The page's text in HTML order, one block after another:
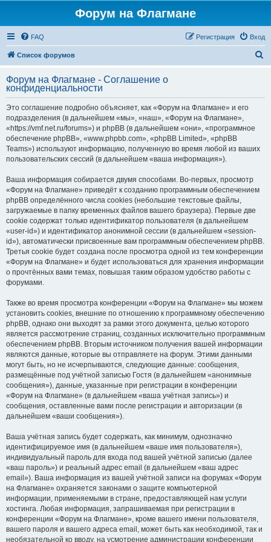
Форум на Флагмане
FAQ Вход
Регистрация
Список форумов
с
Форум на Флагмане - Соглашение о
конфиденциальности
Это соглашение подробно объясняет, как «Форум на Флагмане» и его
подразделения (в дальнейшем «мы», «наш», «Форум на Флагмане»,
«https://vmf.net.ru/forums») и phpBB (в дальнейшем «они», «программное
обеспечение phpBB», «www.phpbb.com», «phpBB Limited», «phpBB
Teams») используют информацию, полученную во время любой из ваших
пользовательских сессий (в дальнейшем «ваша информация»).
Ваша информация собирается двумя способами. Во-первых, просмотр
«Форум на Флагмане» приведёт к созданию программным обеспечением
phpBB определённого числа cookies (небольшие текстовые файлы,
загружаемые в папку временных файлов вашего браузера). Первые две
cookie содержат только идентификатор пользователя (в дальнейшем
«user-id») и идентификатор анонимной сессии (в дальнейшем «session-
id»), автоматически присвоенные вам программным обеспечением phpBB.
Третья cookie будет создана после просмотра одной из тем конференции
«Форум на Флагмане» и будет использоваться для хранения информации
о прочтённых вами темах, повышая таким образом удобство работы с
форумами.
Также во время просмотра конференции «Форум на Флагмане» мы можем
установить cookies, внешние по отношению к программному обеспечению
phpBB, однако они выходят за рамки этого документа, целью которого
является рассмотрение страниц, созданных исключительно программным
обеспечением phpBB. Вторым источником получения вашей информации
являются данные, которые вы отправляете на форум. Этими данными
могут быть, но не исчерпываются, следующие данные: сообщения,
размещённые под учётной записью Гостя (в дальнейшем «анонимные
сообщения»), данные, указанные при регистрации в конференции
«Форум на Флагмане» (в дальнейшем «ваша учётная запись») и
сообщения, оставленные вами после регистрации и авторизации (в
дальнейшем «ваши сообщения»).
Ваша учётная запись будет содержать, как минимум, однозначно
идентифицируемое имя (в дальнейшем «ваше имя пользователя»),
индивидуальный пароль для входа под вашей учётной записью (далее
«ваш пароль») и реальный адрес email (в дальнейшем «ваш адрес
email»). Ваша информация из вашей учётной записи на форумах «Форум
на Флагмане» охраняется законами о защите компьютерной
информации, применяемыми в стране, предоставляющей нам услуги
хостинга. Любая информация, запрашиваемая при регистрации в
конференции «Форум на Флагмане», кроме вашего имени пользователя,
вашего пароля и вашего адреса email, может быть как необходимой, так и
необязательной ко вводу, на усмотрение администрации конференции